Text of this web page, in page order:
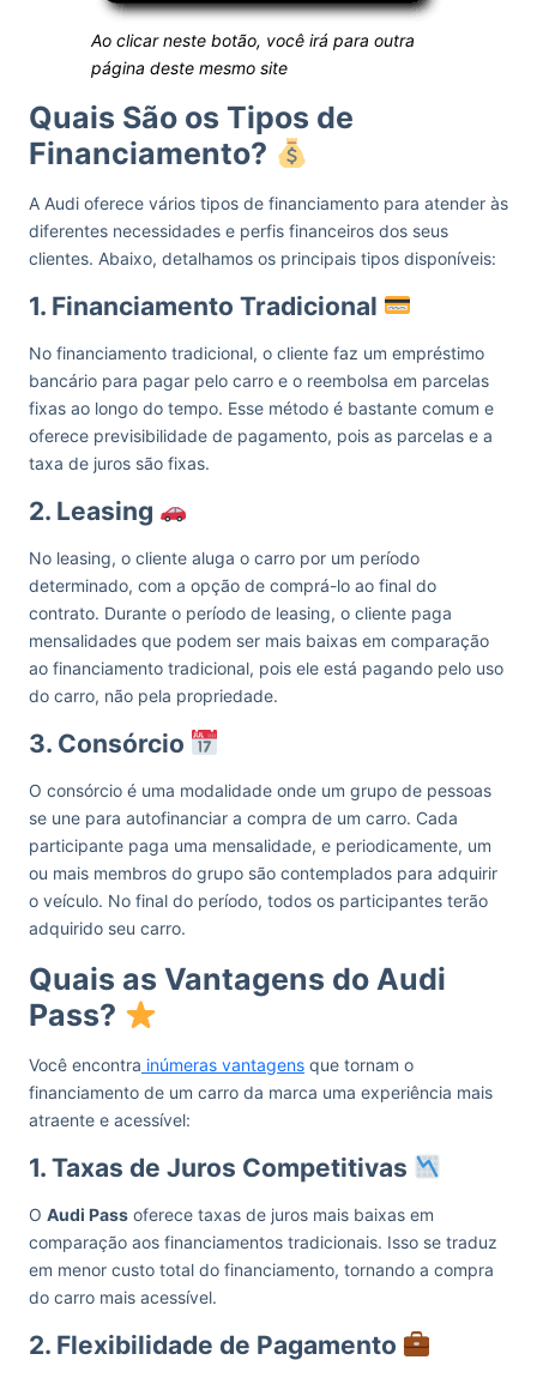
Ao clicar neste botão, você irá para outra
página deste mesmo site
Quais São os Tipos de
Financiamento?
A Audi oferece vários tipos de financiamento para atender às
diferentes necessidades e perfis financeiros dos seus
clientes. Abaixo, detalhamos os principais tipos disponíveis:
1. Financiamento Tradicional
No financiamento tradicional, o cliente faz um empréstimo
bancário para pagar pelo carro e o reembolsa em parcelas
fixas ao longo do tempo. Esse método é bastante comum e
oferece previsibilidade de pagamento, pois as parcelas e a
taxa de juros são fixas.
2. Leasing
No leasing, o cliente aluga o carro por um período
determinado, com a opção de comprá-lo ao final do
contrato. Durante o período de leasing, o cliente paga
mensalidades que podem ser mais baixas em comparação
ao financiamento tradicional, pois ele está pagando pelo uso
do carro, não pela propriedade.
3. Consórcio
O consórcio é uma modalidade onde um grupo de pessoas
se une para autofinanciar a compra de um carro. Cada
participante paga uma mensalidade, e periodicamente, um
ou mais membros do grupo são contemplados para adquirir
o veículo. No final do período, todos os participantes terão
adquirido seu carro.
Quais as Vantagens do Audi
Pass?
Você encontra inúmeras vantagens que tornam o
financiamento de um carro da marca uma experiência mais
atraente e acessível:
1. Taxas de Juros Competitivas
O Audi Pass oferece taxas de juros mais baixas em
comparação aos financiamentos tradicionais. Isso se traduz
em menor custo total do financiamento, tornando a compra
do carro mais acessível.
2. Flexibilidade de Pagamento